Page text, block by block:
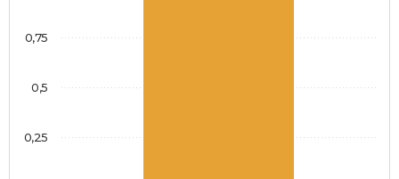
0,25
0,5
0,75